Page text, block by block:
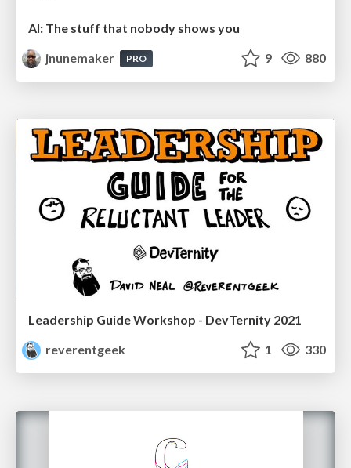
AI: The stuff that nobody shows you
jnunemaker
PRO 9 880
Leadership Guide Workshop - DevTernity 2021
reverentgeek
1 330